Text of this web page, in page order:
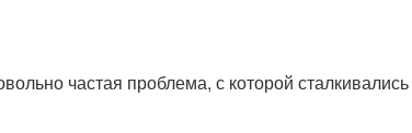
частая проблема, с которой